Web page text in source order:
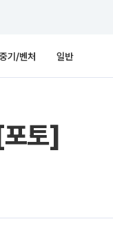
중기/벤처 일반
포토]